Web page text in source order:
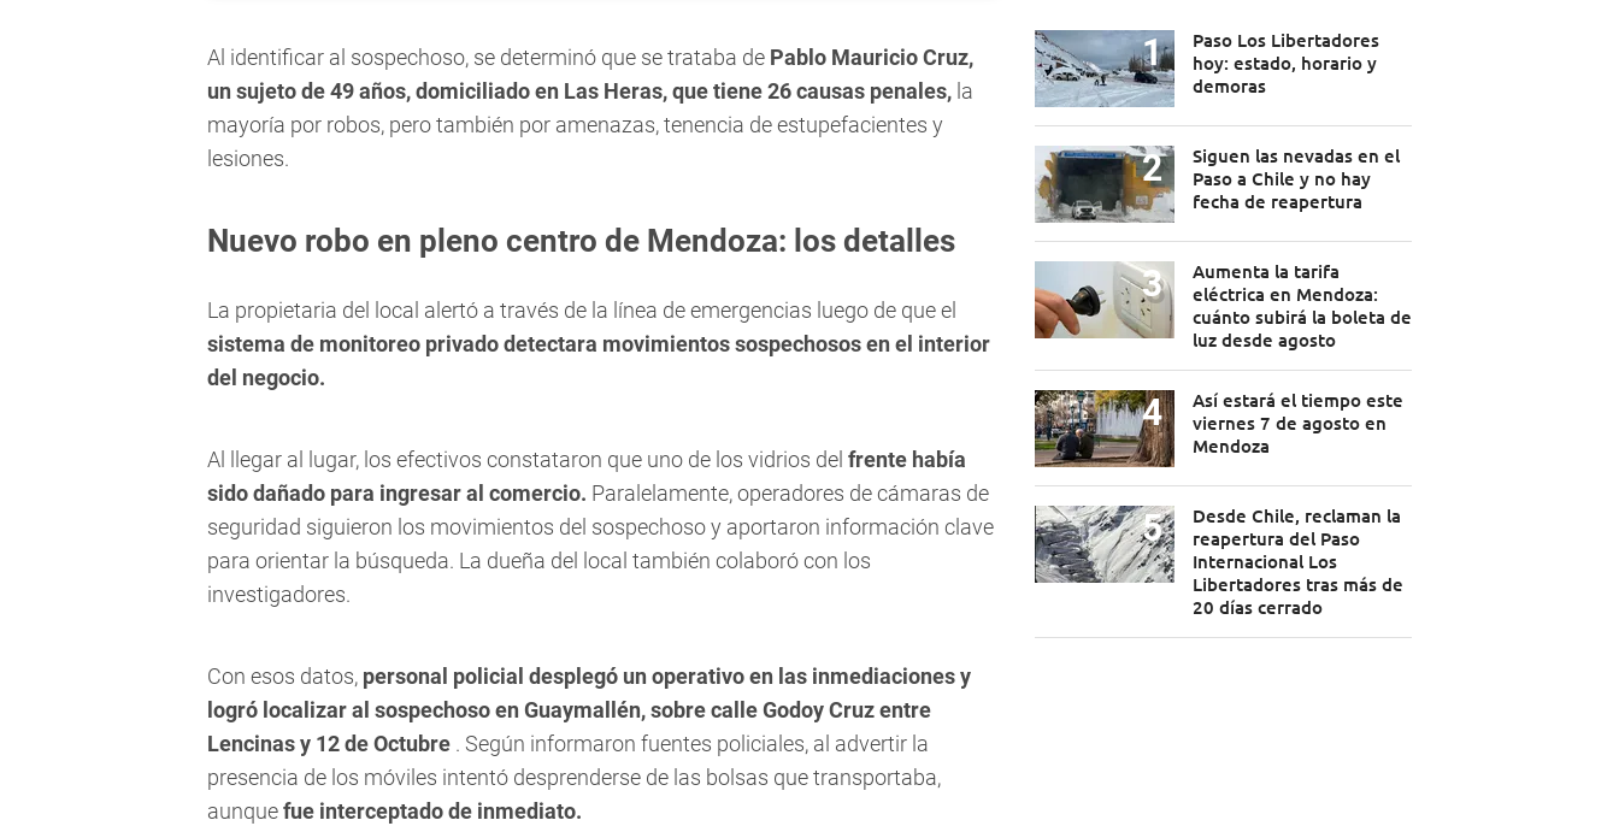
Al identificar al sospechoso, se determinó que se trataba de Pablo Mauricio Cruz,
un sujeto de 49 años, domiciliado en Las Heras, que tiene 26 causas penales, la
mayoría por robos, pero también por amenazas, tenencia de estupefacientes y
lesiones.
Nuevo robo en pleno centro de Mendoza: los detalles
La propietaria del local alertó a través de la línea de emergencias luego de que el
sistema de monitoreo privado detectara movimientos sospechosos en el interior
del negocio.
Al llegar al lugar, los efectivos constataron que uno de los vidrios del frente había
sido dañado para ingresar al comercio. Paralelamente, operadores de cámaras de
seguridad siguieron los movimientos del sospechoso y aportaron información clave
para orientar la búsqueda. La dueña del local también colaboró con los
investigadores.
Con esos datos, personal policial desplegó un operativo en las inmediaciones y
logró localizar al sospechoso en Guaymallén, sobre calle Godoy Cruz entre
Lencinas y 12 de Octubre . Según informaron fuentes policiales, al advertir la
presencia de los móviles intentó desprenderse de las bolsas que transportaba,
aunquefue interceptado de inmediato.
Paso Los Libertadores
hoy: estado, horario y
demoras
Siguen las nevadas en el
Paso a Chile y no hay
fecha de reapertura
Aumenta la tarifa
eléctrica en Mendoza:
cuánto subirá la boleta de
luz desde agosto
Así estará el tiempo este
viernes 7 de agosto en
Mendoza
Desde Chile, reclaman la
reapertura del Paso
Internacional Los
Libertadores tras más de
20 días cerrado